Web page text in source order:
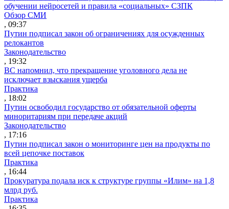
обучении нейросетей и правила «социальных» СЗПК
Обзор СМИ
, 09:37
Путин подписал закон об ограничениях для осужденных
релокантов
Законодательство
, 19:32
ВС напомнил, что прекращение уголовного дела не
исключает взыскания ущерба
Практика
, 18:02
Путин освободил государство от обязательной оферты
миноритариям при передаче акций
Законодательство
, 17:16
Путин подписал закон о мониторинге цен на продукты по
всей цепочке поставок
Практика
, 16:44
Прокуратура подала иск к структуре группы «Илим» на 1,8
млрд руб.
Практика